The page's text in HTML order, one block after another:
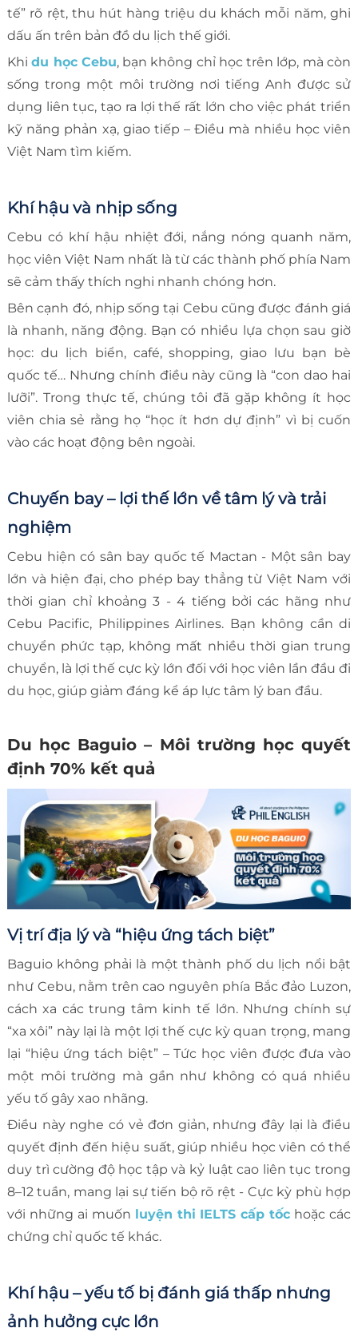
tế” rõ rệt, thu hút hàng triệu du khách mỗi năm, ghi
dấu ấn trên bản đồ du lịch thế giới.
Khidu học Cebu, bạn không chỉ học trên lớp, mà còn
sống trong một môi trường nơi tiếng Anh được sử
dụng liên tục, tạo ra lợi thế rất lớn cho việc phát triển
kỹ năng phản xạ, giao tiếp – Điều mà nhiều học viên
Việt Nam tìm kiếm.
Khí hậu và nhịp sống
Cebu có khí hậu nhiệt đới, nắng nóng quanh năm,
học viên Việt Nam nhất là từ các thành phố phía Nam
sẽ cảm thấy thích nghi nhanh chóng hơn.
Bên cạnh đó, nhịp sống tại Cebu cũng được đánh giá
là nhanh, năng động. Bạn có nhiều lựa chọn sau giờ
học: du lịch biển, café, shopping, giao lưu bạn bè
quốc tế… Nhưng chính điều này cũng là “con dao hai
lưỡi”. Trong thực tế, chúng tôi đã gặp không ít học
viên chia sẻ rằng họ “học ít hơn dự định” vì bị cuốn
vào các hoạt động bên ngoài.
Chuyến bay – lợi thế lớn về tâm lý và trải
nghiệm
Cebu hiện có sân bay quốc tế Mactan - Một sân bay
lớn và hiện đại, cho phép bay thẳng từ Việt Nam với
thời gian chỉ khoảng 3 - 4 tiếng bởi các hãng như
Cebu Pacific, Philippines Airlines. Bạn không cần di
chuyển phức tạp, không mất nhiều thời gian trung
chuyển, là lợi thế cực kỳ lớn đối với học viên lần đầu đi
du học, giúp giảm đáng kể áp lực tâm lý ban đầu.
Du học Baguio – Môi trường học quyết
định 70% kết quả
Vị trí địa lý và “hiệu ứng tách biệt”
Baguio không phải là một thành phố du lịch nổi bật
như Cebu, nằm trên cao nguyên phía Bắc đảo Luzon,
cách xa các trung tâm kinh tế lớn. Nhưng chính sự
“xa xôi” này lại là một lợi thế cực kỳ quan trọng, mang
lại “hiệu ứng tách biệt” – Tức học viên được đưa vào
một môi trường mà gần như không có quá nhiều
yếu tố gây xao nhãng.
Điều này nghe có vẻ đơn giản, nhưng đây lại là điều
quyết định đến hiệu suất, giúp nhiều học viên có thể
duy trì cường độ học tập và kỷ luật cao liên tục trong
8–12 tuần, mang lại sự tiến bộ rõ rệt - Cực kỳ phù hợp
với những ai muốn luyện thi IELTS cấp tốc hoặc các
chứng chỉ quốc tế khác.
Khí hậu – yếu tố bị đánh giá thấp nhưng
ảnh hưởng cực lớn